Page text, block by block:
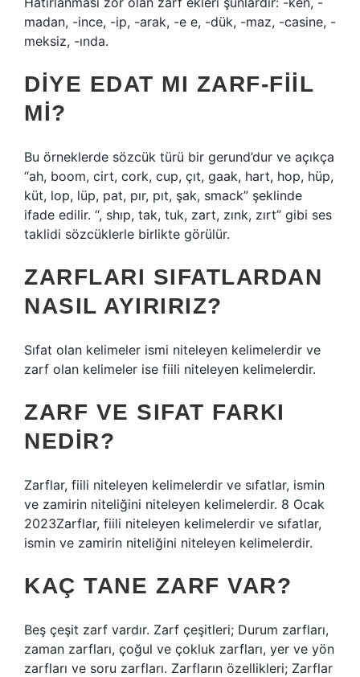
madan, -ince, -ip, -arak, -e e, -dük, -maz, -casine, -
meksiz, -ında.
DIYE EDAT MI ZARF-FIIL
MI?
Bu örneklerde sözcük türü bir gerund’dur ve açıkça
“ah, boom, cirt, cork, cup, çıt, gaak, hart, hop, hüp,
küt, lop, lüp, pat, pır, pıt, şak, smack” şeklinde
ifade edilir. “, shıp, tak, tuk, zart, zınk, zırt” gibi ses
taklidi sözcüklerle birlikte görülür.
ZARFLARI SIFATLARDAN
NASIL AYIRIRIZ?
Sıfat olan kelimeler ismi niteleyen kelimelerdir ve
zarf olan kelimeler ise fiili niteleyen kelimelerdir.
ZARF VE SIFAT FARKI
NEDIR?
Zarflar, fiili niteleyen kelimelerdir ve sıfatlar, ismin
ve zamirin niteliğini niteleyen kelimelerdir. 8 Ocak
2023Zarflar, fiili niteleyen kelimelerdir ve sıfatlar,
ismin ve zamirin niteliğini niteleyen kelimelerdir.
KAÇ TANE ZARF VAR?
Beş çeşit zarf vardır. Zarf çeşitleri; Durum zarfları,
zaman zarfları, çoğul ve çokluk zarfları, yer ve yön
zarfları ve soru zarfları. Zarfların özellikleri; Zarflar